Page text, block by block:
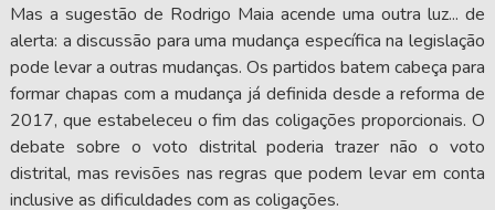
Mas a sugestão de Rodrigo Maia acende uma outra luz... de
alerta: a discussão para uma mudança específica na legislação
pode levar a outras mudanças. Os partidos batem cabeça para
formar chapas com a mudança já definida desde a reforma de
2017, que estabeleceu o fim das coligações proporcionais. O
debate sobre o voto distrital poderia trazer não o voto
distrital, mas revisões nas regras que podem levar em conta
inclusive as dificuldades com as coligações.